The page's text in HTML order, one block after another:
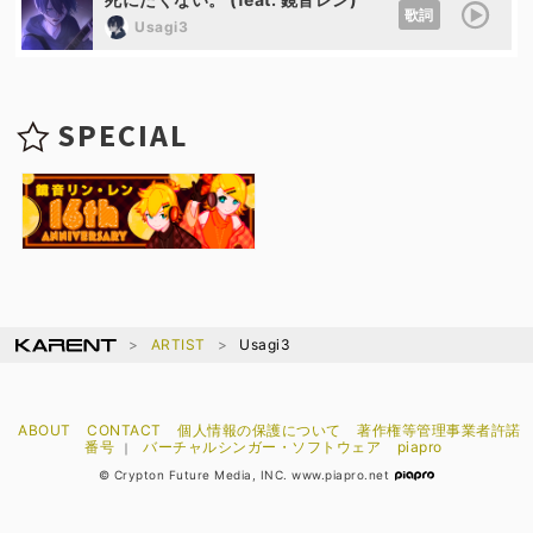
Usagi3
歌詞
SPECIAL
ARTIST Usagi3
ABOUT CONTACT 個人情報の保護について
著作権等管理事業者許諾
番号
｜ バーチャルシンガー・ソフトウェア piapro
© Crypton Future Media, INC. www.piapro.net